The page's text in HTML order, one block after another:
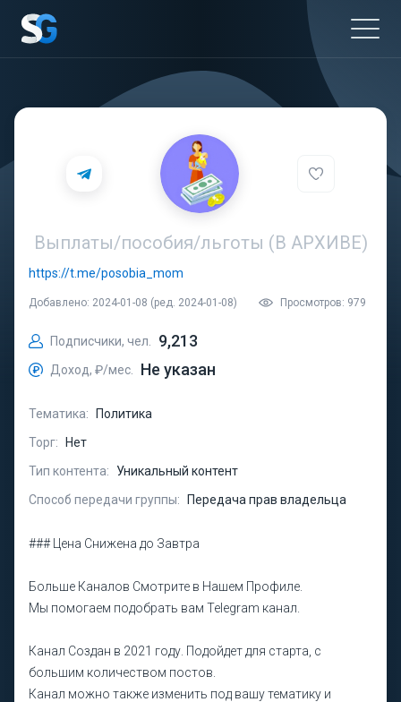
Выплаты/пособия/льготы (В АРХИВЕ)
https://t.me/posobia_mom
Добавлено: 2024-01-08 (ред. 2024-01-08) Просмотров: 979
Подписчики, чел. 9,213
Доход, ₽/мес. Не указан
Тематика:
Политика
Торг:
Нет
Тип контента:
Уникальный контент
Способ передачи группы:
Передача прав владельца
### Цена Снижена до Завтра
Больше Каналов Смотрите в Нашем Профиле.
Мы помогаем подобрать вам Telegram канал.
Канал Создан в 2021 году. Подойдет для старта, c
большим количеством постов.
Канал можно также изменить под вашу тематику и